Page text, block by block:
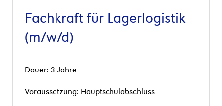
Fachkraft für Lagerlogistik
(m/w/d)
Dauer: 3 Jahre
Voraussetzung: Hauptschulabschluss